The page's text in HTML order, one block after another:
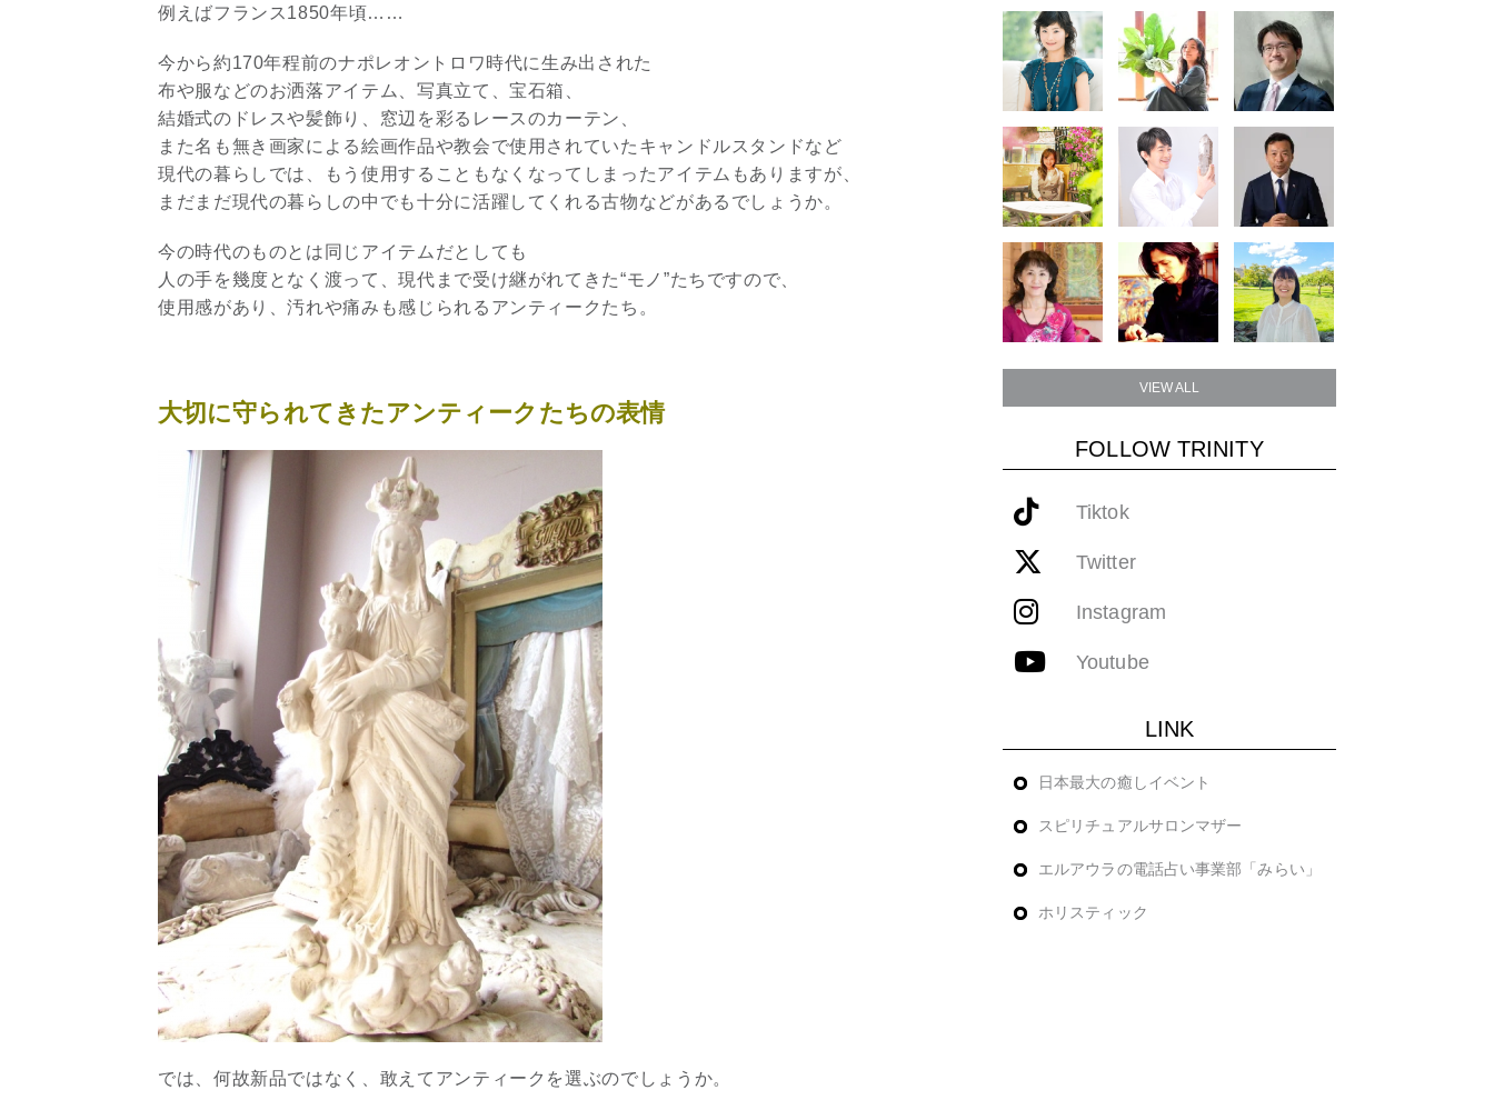
例えばフランス1850年頃……
今から約170年程前のナポレオントロワ時代に生み出された
布や服などのお洒落アイテム、写真立て、宝石箱、
結婚式のドレスや髪飾り、窓辺を彩るレースのカーテン、
また名も無き画家による絵画作品や教会で使用されていたキャンドルスタンドなど
現代の暮らしでは、もう使用することもなくなってしまったアイテムもありますが、
まだまだ現代の暮らしの中でも十分に活躍してくれる古物などがあるでしょうか。
今の時代のものとは同じアイテムだとしても
人の手を幾度となく渡って、現代まで受け継がれてきた“モノ”たちですので、
使用感があり、汚れや痛みも感じられるアンティークたち。
大切に守られてきたアンティークたちの表情
では、何故新品ではなく、敢えてアンティークを選ぶのでしょうか。
VIEW ALL
FOLLOW TRINITY
Tiktok
Twitter
Instagram
Youtube
LINK
日本最大の癒しイベント
スピリチュアルサロンマザー
エルアウラの電話占い事業部「みらい」
ホリスティック